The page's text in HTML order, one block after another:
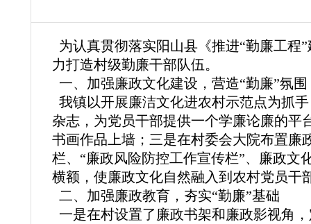
为认真贯彻落实阳山县《推进“勤廉工程
力打造村级勤廉干部队伍。
一、加强廉政文化建设，营造“勤廉”氛围
我镇以开展廉洁文化进农村示范点为抓
杂志，为党员干部提供一个学廉论廉的
书画作品上墙；三是在村委会大院布置廉
栏、“廉政风险防控工作宣传栏”、廉政文
横额，使廉政文化自然融入到农村党员干
二、加强廉政教育，夯实“勤廉”基础
一是在村设置了廉政书架和廉政影视角